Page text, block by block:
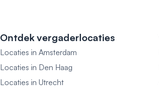
Ontdek vergaderlocaties
Locaties in Amsterdam
Locaties in Den Haag
Locaties in Utrecht